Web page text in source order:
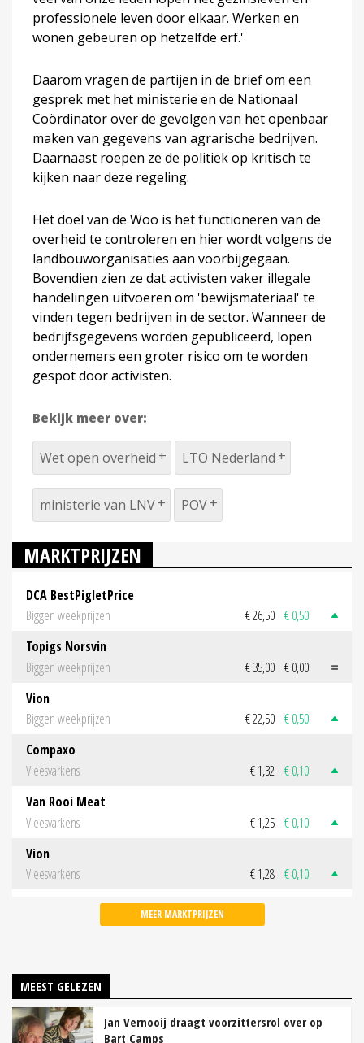
professionele leven door elkaar. Werken en
wonen gebeuren op hetzelfde erf.'
Daarom vragen de partijen in de brief om een
gesprek met het ministerie en de Nationaal
Coördinator over de gevolgen van het openbaar
maken van gegevens van agrarische bedrijven.
Daarnaast roepen ze de politiek op kritisch te
kijken naar deze regeling.
Het doel van de Woo is het functioneren van de
overheid te controleren en hier wordt volgens de
landbouworganisaties aan voorbijgegaan.
Bovendien zien ze dat activisten vaker illegale
handelingen uitvoeren om 'bewijsmateriaal' te
vinden tegen bedrijven in de sector. Wanneer de
bedrijfsgegevens worden gepubliceerd, lopen
ondernemers een groter risico om te worden
gespot door activisten.
Bekijk meer over:
Wet open overheid LTO Nederland
ministerie van LNV POV
MARKTPRIJZEN
DCA BestPigletPrice
Biggen weekprijzen
€ 26,50 € 0,50
Topigs Norsvin
Biggen weekprijzen
€ 35,00 € 0,00
Vion
Biggen weekprijzen
€ 22,50 € 0,50
Compaxo
Vleesvarkens
€ 1,32 € 0,10
Van Rooi Meat
Vleesvarkens
€ 1,25 € 0,10
Vion
Vleesvarkens
€ 1,28 € 0,10
MEER MARKTPRIJZEN
MEEST GELEZEN
Jan Vernooij draagt voorzittersrol over op
Bart Camps